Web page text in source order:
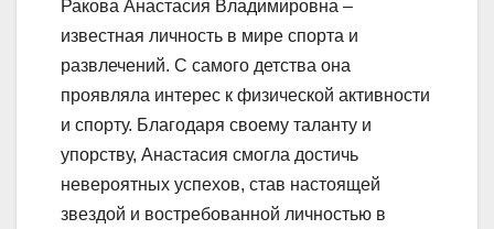
Ракова Анастасия Владимировна –
известная личность в мире спорта и
развлечений. С самого детства она
проявляла интерес к физической активности
и спорту. Благодаря своему таланту и
упорству, Анастасия смогла достичь
невероятных успехов, став настоящей
звездой и востребованной личностью в